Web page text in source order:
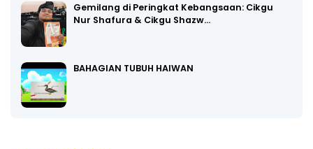
Gemilang di Peringkat Kebangsaan: Cikgu
Nur Shafura & Cikgu Shazw…
BAHAGIAN TUBUH HAIWAN